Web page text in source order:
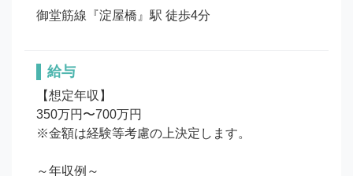
御堂筋線『淀屋橋』駅 徒歩4分
給与
【想定年収】
350万円〜700万円
※金額は経験等考慮の上決定します。
～年収例～